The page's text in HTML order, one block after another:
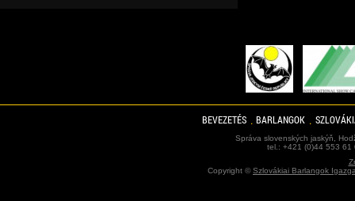
BEVEZETÉS BARLANGOK
Správa slovenských jaskýň,
tel.: +421 (0)44 553
Copyright ©Szlovákiai Barlangok